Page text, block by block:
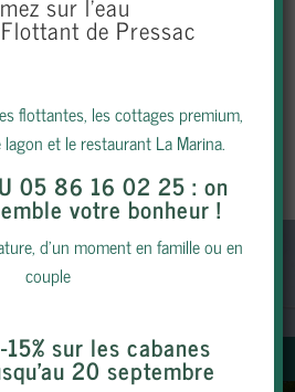
appelez-nous
LA BROCHURE
de Pressac
flottantes, les cottages premium,
et le restaurant La Marina.
05 86 16 02 25 : on
votre bonheur !
d’un moment en famille ou en
couple
sur les cabanes
20 septembre